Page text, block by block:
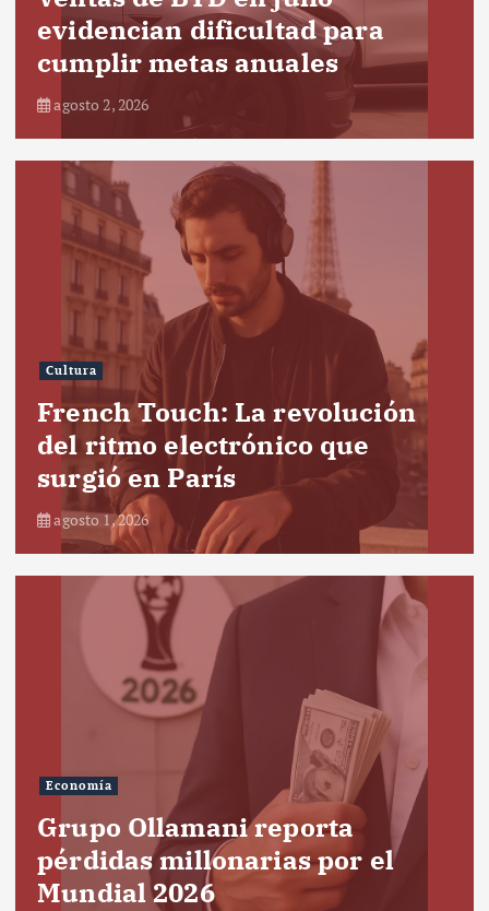
evidencian dificultad para
cumplir metas anuales
agosto 2, 2026
Cultura
French Touch: La revolución
del ritmo electrónico que
surgió en París
agosto 1, 2026
Economía
Grupo Ollamani reporta
pérdidas millonarias por el
Mundial 2026